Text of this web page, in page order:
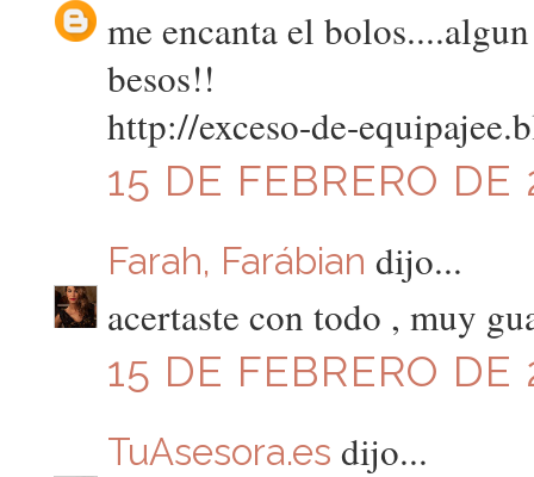
me encanta el
besos!!
http://exceso-de-
15 DE FEBRERO DE
Farah, Farábian dijo...
acertaste con todo , muy
15 DE FEBRERO DE
TuAsesora.es dijo...